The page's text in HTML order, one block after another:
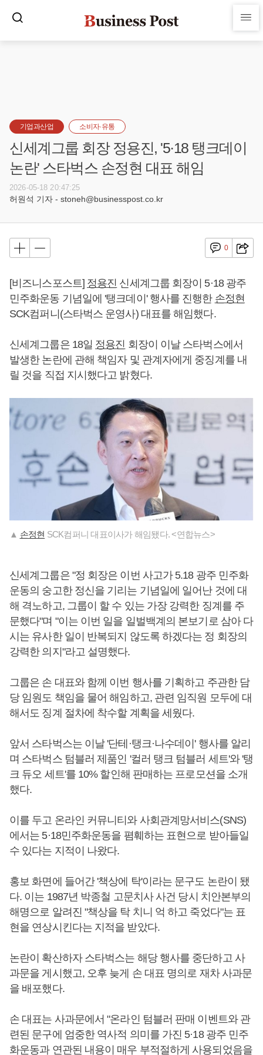
기업과산업 소비자·유통
신세계그룹 회장 정용진, '5·18 탱크데이
논란' 스타벅스 손정현 대표 해임
2026-05-18 20:47:25
허원석 기자 - stoneh@businesspost.co.kr
0
[비즈니스포스트] 정용진 신세계그룹 회장이 5·18 광주
민주화운동 기념일에 '탱크데이' 행사를 진행한 손정현
SCK컴퍼니(스타벅스 운영사) 대표를 해임했다.
신세계그룹은 18일 정용진 회장이 이날 스타벅스에서
발생한 논란에 관해 책임자 및 관계자에게 중징계를 내
릴 것을 직접 지시했다고 밝혔다.
▲ 손정현 SCK컴퍼니 대표이사가 해임됐다. <연합뉴스>
신세계그룹은 "정 회장은 이번 사고가 5.18 광주 민주화
운동의 숭고한 정신을 기리는 기념일에 일어난 것에 대
해 격노하고, 그룹이 할 수 있는 가장 강력한 징계를 주
문했다"며 "이는 이번 일을 일벌백계의 본보기로 삼아 다
시는 유사한 일이 반복되지 않도록 하겠다는 정 회장의
강력한 의지"라고 설명했다.
그룹은 손 대표와 함께 이번 행사를 기획하고 주관한 담
당 임원도 책임을 물어 해임하고, 관련 임직원 모두에 대
해서도 징계 절차에 착수할 계획을 세웠다.
앞서 스타벅스는 이날 '단테·탱크·나수데이' 행사를 알리
며 스타벅스 텀블러 제품인 '컬러 탱크 텀블러 세트'와 '탱
크 듀오 세트'를 10% 할인해 판매하는 프로모션을 소개
했다.
이를 두고 온라인 커뮤니티와 사회관계망서비스(SNS)
에서는 5·18민주화운동을 폄훼하는 표현으로 받아들일
수 있다는 지적이 나왔다.
홍보 화면에 들어간 '책상에 탁'이라는 문구도 논란이 됐
다. 이는 1987년 박종철 고문치사 사건 당시 치안본부의
해명으로 알려진 "책상을 탁 치니 억 하고 죽었다"는 표
현을 연상시킨다는 지적을 받았다.
논란이 확산하자 스타벅스는 해당 행사를 중단하고 사
과문을 게시했고, 오후 늦게 손 대표 명의로 재차 사과문
을 배포했다.
손 대표는 사과문에서 "온라인 텀블러 판매 이벤트와 관
련된 문구에 엄중한 역사적 의미를 가진 5·18 광주 민주
화운동과 연관된 내용이 매우 부적절하게 사용되었음을